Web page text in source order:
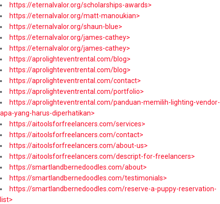
https://eternalvalor.org/scholarships-awards>
https://eternalvalor.org/matt-manoukian>
https://eternalvalor.org/shaun-blue>
https://eternalvalor.org/james-cathey>
https://eternalvalor.org/james-cathey>
https://aprolighteventrental.com/blog>
https://aprolighteventrental.com/blog>
https://aprolighteventrental.com/contact>
https://aprolighteventrental.com/portfolio>
https://aprolighteventrental.com/panduan-memilih-lighting-vendor-
apa-yang-harus-diperhatikan>
https://aitoolsforfreelancers.com/services>
https://aitoolsforfreelancers.com/contact>
https://aitoolsforfreelancers.com/about-us>
https://aitoolsforfreelancers.com/descript-for-freelancers>
https://smartlandbernedoodles.com/about>
https://smartlandbernedoodles.com/testimonials>
https://smartlandbernedoodles.com/reserve-a-puppy-reservation-
list>